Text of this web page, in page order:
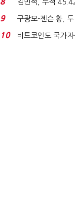
김민석, 누적
청래와 격차
9
구광모-젠슨 황,
로봇·AI 등 논...
10
비트코인도 국가